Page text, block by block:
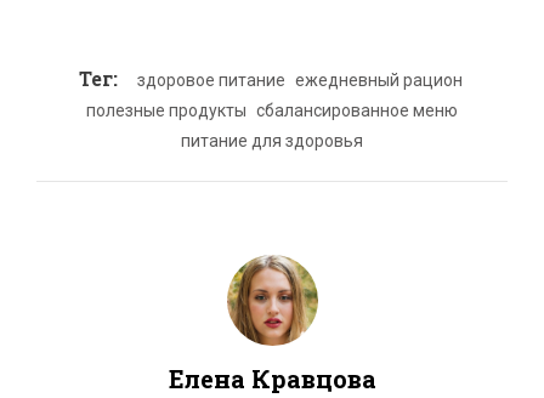
Тег: здоровое питание ежедневный рацион
полезные продукты сбалансированное меню
питание для здоровья
Елена Кравцова